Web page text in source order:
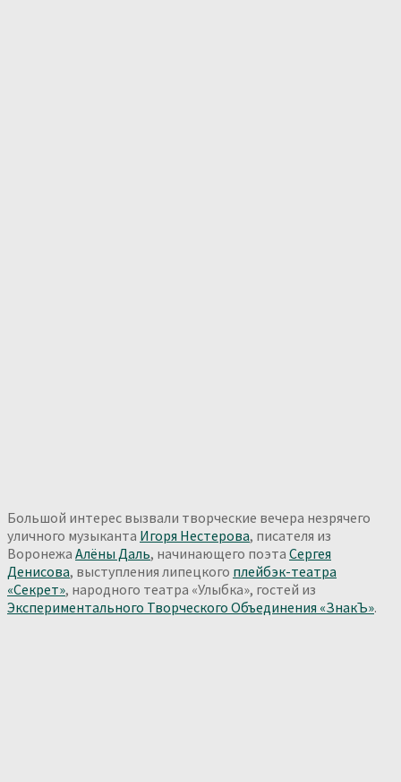
Большой интерес вызвали творческие вечера незрячего
уличного музыканта Игоря Нестерова, писателя из
Воронежа Алёны Даль, начинающего поэта Сергея
Денисова, выступления липецкого плейбэк-театра
«Секрет», народного театра «Улыбка», гостей из
Экспериментального Творческого Объединения «ЗнакЪ».